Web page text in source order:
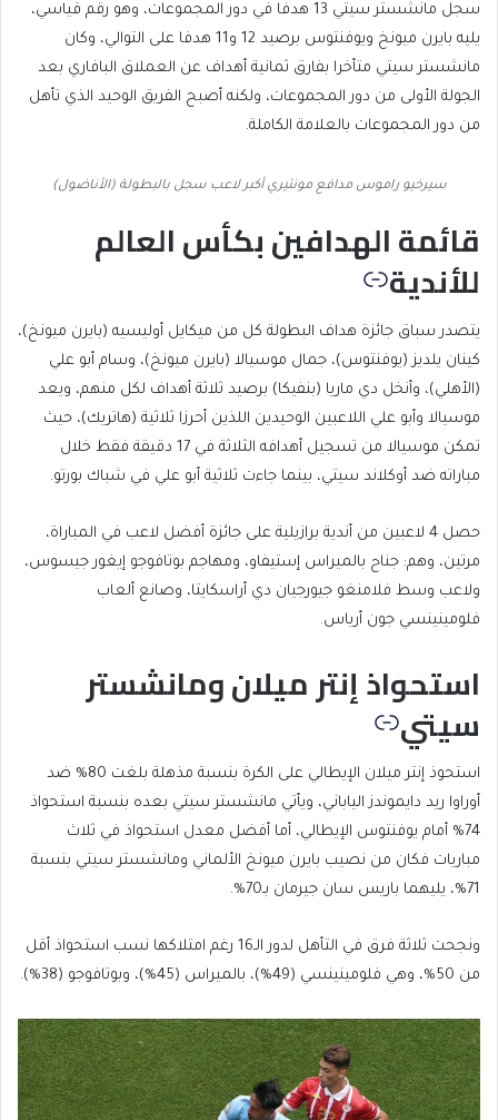
سجل مانشستر سيتي 13 هدفا في دور المجموعات، وهو رقم قياسي،
يليه بايرن ميونخ ويوفنتوس برصيد 12 و11 هدفا على التوالي، وكان
مانشستر سيتي متأخرا بفارق ثمانية أهداف عن العملاق البافاري بعد
الجولة الأولى من دور المجموعات، ولكنه أصبح الفريق الوحيد الذي تأهل
من دور المجموعات بالعلامة الكاملة.
سيرخيو راموس مدافع مونتيري أكبر لاعب سجل بالبطولة (الأناضول)
قائمة الهدافين بكأس العالم
للأندية
يتصدر سباق جائزة هداف البطولة كل من ميكايل أوليسيه (بايرن ميونخ)،
كينان يلديز (يوفنتوس)، جمال موسيالا (بايرن ميونخ)، وسام أبو علي
(الأهلي)، وأنخل دي ماريا (بنفيكا) برصيد ثلاثة أهداف لكل منهم، ويعد
موسيالا وأبو علي اللاعبين الوحيدين اللذين أحرزا ثلاثية (هاتريك)، حيث
تمكن موسيالا من تسجيل أهدافه الثلاثة في 17 دقيقة فقط خلال
مباراته ضد أوكلاند سيتي، بينما جاءت ثلاثية أبو علي في شباك بورتو.
حصل 4 لاعبين من أندية برازيلية على جائزة أفضل لاعب في المباراة،
مرتين، وهم: جناح بالميراس إستيفاو، ومهاجم بوتافوجو إيغور جيسوس،
ولاعب وسط فلامنغو جيورجيان دي أراسكايتا، وصانع ألعاب
فلومينينسي جون أرياس.
استحواذ إنتر ميلان ومانشستر
سيتي
استحوذ إنتر ميلان الإيطالي على الكرة بنسبة مذهلة بلغت 80% ضد
أوراوا ريد دايموندز الياباني، ويأتي مانشستر سيتي بعده بنسبة استحواذ
74% أمام يوفنتوس الإيطالي، أما أفضل معدل استحواذ في ثلاث
مباريات فكان من نصيب بايرن ميونخ الألماني ومانشستر سيتي بنسبة
71%، يليهما باريس سان جيرمان بـ70%.
ونجحت ثلاثة فرق في التأهل لدور الـ16 رغم امتلاكها نسب استحواذ أقل
من 50%، وهي فلومينينسي (49%)، بالميراس (45%)، وبوتافوجو (38%).